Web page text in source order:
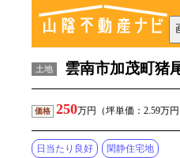
土地 雲南市加茂町
価格 250万円（坪単価：2.59万円
日当たり良好 閑静住宅地